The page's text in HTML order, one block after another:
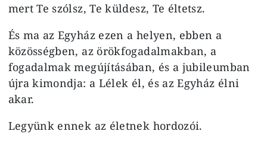
mert Te szólsz, Te küldesz, Te éltetsz.
És ma az Egyház ezen a helyen, ebben a
közösségben, az örökfogadalmakban, a
fogadalmak megújításában, és a jubileumban
újra kimondja: a Lélek él, és az Egyház élni
akar.
Legyünk ennek az életnek hordozói.